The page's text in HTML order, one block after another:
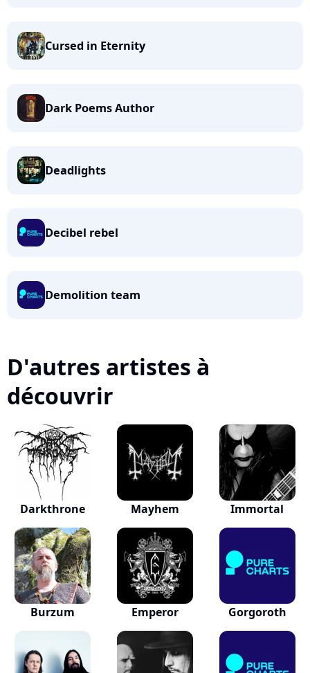
Cursed in Eternity
Dark Poems Author
Deadlights
Decibel rebel
Demolition team
D'autres artistes à
découvrir
Darkthrone Mayhem Immortal
Burzum Emperor Gorgoroth